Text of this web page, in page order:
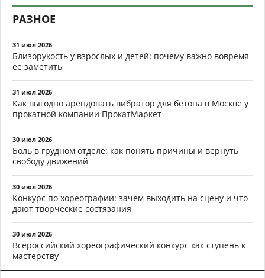
РАЗНОЕ
31 июл 2026
Близорукость у взрослых и детей: почему важно вовремя
ее заметить
31 июл 2026
Как выгодно арендовать вибратор для бетона в Москве у
прокатной компании ПрокатМаркет
30 июл 2026
Боль в грудном отделе: как понять причины и вернуть
свободу движений
30 июл 2026
Конкурс по хореографии: зачем выходить на сцену и что
дают творческие состязания
30 июл 2026
Всероссийский хореографический конкурс как ступень к
мастерству